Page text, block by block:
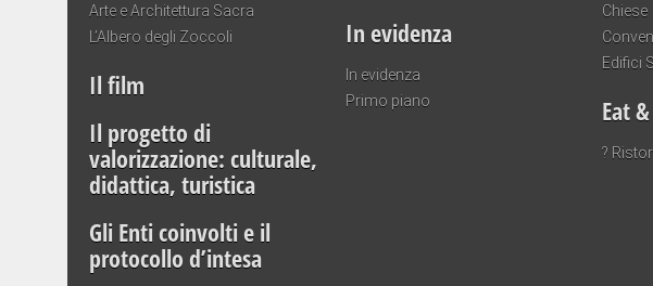
Arte e Architettura Sacra
L’Albero degli Zoccoli
Il film
Il progetto di
valorizzazione: culturale,
didattica, turistica
Gli Enti coinvolti e il
protocollo d’intesa
In evidenza
In evidenza
Primo piano
Chiese
Edifici
Eat
?